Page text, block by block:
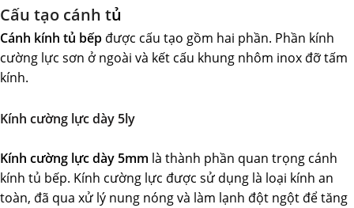
Cấu tạo cánh tủ
Cánh kính tủ bếp được cấu tạo gồm hai phần. Phần kính
cường lực sơn ở ngoài và kết cấu khung nhôm inox đỡ tấm
kính.
Kính cường lực dày 5ly
Kính cường lực dày 5mm là thành phần quan trọng cánh
kính tủ bếp. Kính cường lực được sử dụng là loại kính an
toàn, đã qua xử lý nung nóng và làm lạnh đột ngột để tăng